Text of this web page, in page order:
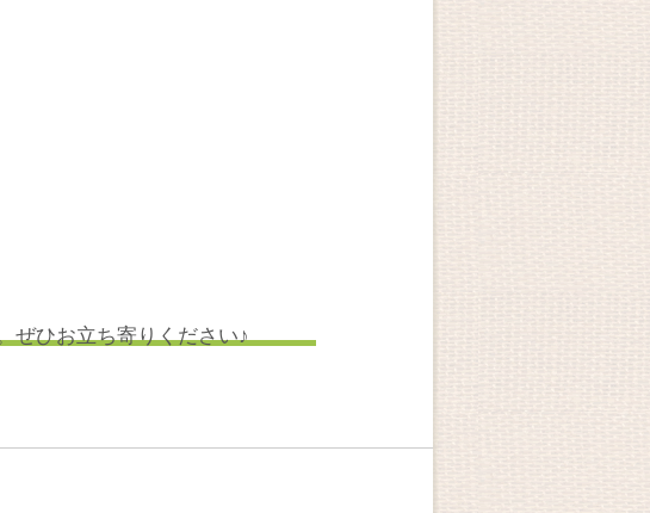
ぜひお立ち寄りください♪